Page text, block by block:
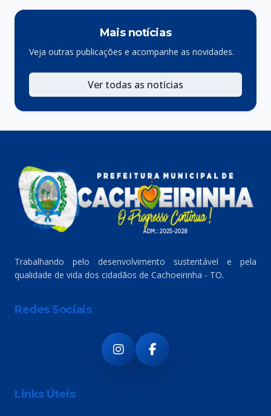
Mais notícias
Veja outras publicações e acompanhe as novidades.
Ver todas as notícias
Trabalhando pelo desenvolvimento sustentável e pela
qualidade de vida dos cidadãos de Cachoeirinha - TO.
Redes Sociais
Links Úteis